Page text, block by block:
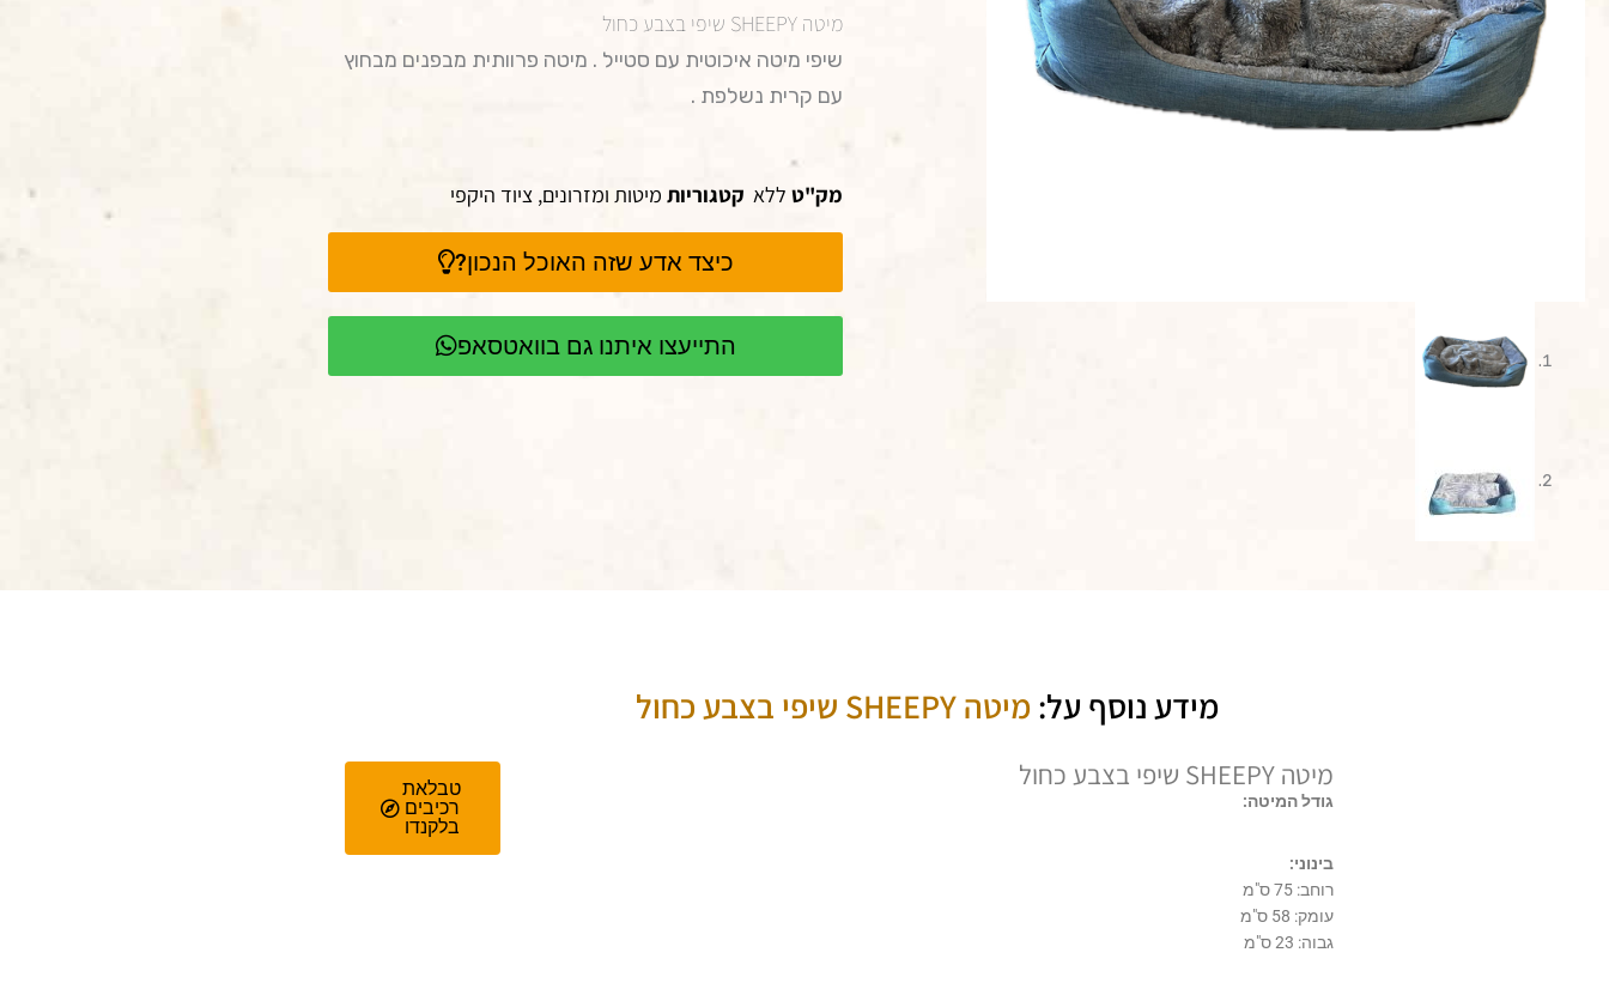
מיטה SHEEPY שיפי בצבע כחול
שיפי מיטה איכוטית עם סטייל . מיטה פרוותית מבפנים מבחוץ
עם קרית נשלפת .
מק"ט ללא קטגוריות מיטות ומזרונים, ציוד היקפי
כיצד אדע שזה האוכל הנכון?
התייעצו איתנו גם בוואטסאפ
מידע נוסף על:מיטה SHEEPY שיפי בצבע כחול
מיטה SHEEPY שיפי בצבע כחול
גודל המיטה:
בינוני:
רוחב: 75 ס"מ
עומק: 58 ס"מ
גבוה: 23 ס"מ
טבלאת
רכיבים
בלקנדו